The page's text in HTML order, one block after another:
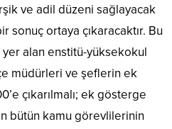
ve adil düzeni sağlayacak
ortaya çıkaracaktır. Bu
yer alan enstitü-yüksekokul
müdürleri ve şeflerin ek
çıkarılmalı; ek gösterge
bütün kamu görevlilerinin